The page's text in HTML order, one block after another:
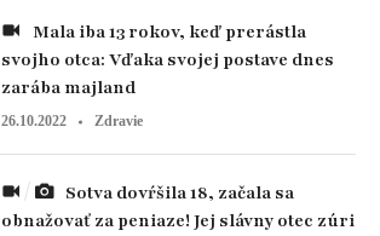
svojho otca: Vďaka svojej postave dnes
zarába majland
26.10.2022 Zdravie
obnažovať za peniaze! Jej slávny otec zúri